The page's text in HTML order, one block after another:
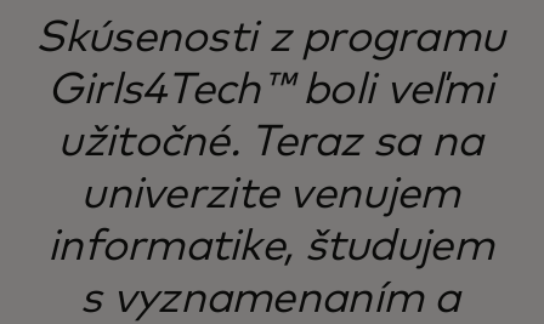
Skúsenosti z programu
Girls4Tech™ boli veľmi
užitočné. Teraz sa na
univerzite venujem
informatike, študujem
s vyznamenaním a